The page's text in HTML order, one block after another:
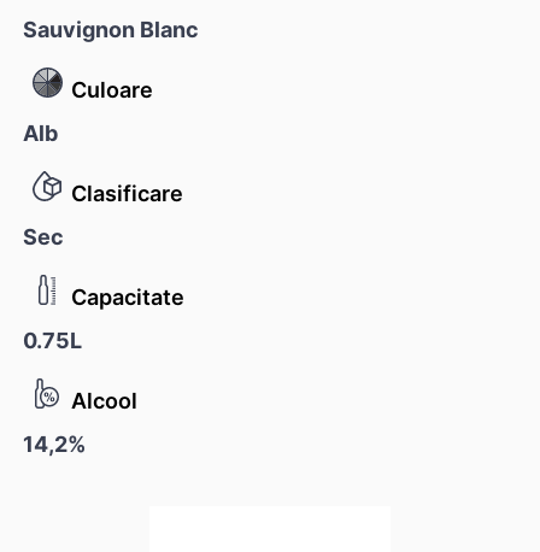
Sauvignon Blanc
Culoare
Alb
Clasificare
Sec
Capacitate
0.75L
Alcool
14,2%